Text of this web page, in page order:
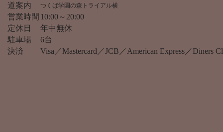
道案内
つくば学園の森トライアル横
営業時間 10:00～20:00
定休日
年中無休
駐車場
6台
決済
Visa／Mastercard／JCB／American Express／Diners